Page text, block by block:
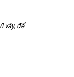
vậy, để